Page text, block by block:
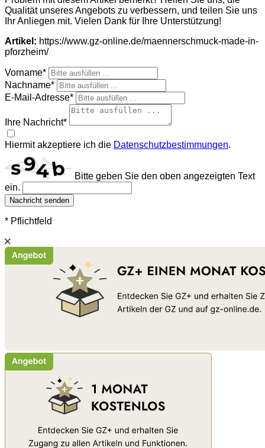
Qualität unseres Angebots zu verbessern, und teilen Sie uns
Ihr Anliegen mit. Vielen Dank für Ihre Unterstützung!
Artikel: https://www.gz-online.de/maennerschmuck-made-in-
pforzheim/
Vorname*
Nachname*
E-Mail-Adresse*
Ihre Nachricht*
Hiermit akzeptiere ich die Datenschutzbestimmungen.
Bitte geben Sie den oben angezeigten Text
ein.
Nachricht senden
* Pflichtfeld
Schließen